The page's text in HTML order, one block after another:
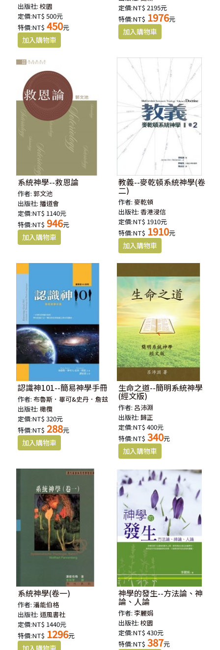
出版社:校園
定價:NT$ 500元
特價:NT$ 450元
定價:NT$ 2195元
特價:NT$ 1976元
系統神學--救恩論
作者:郭文池
出版社:播道會
定價:NT$ 1140元
特價:NT$ 946元
教義--麥乾頓系統神學(卷
二)
作者:麥乾頓
出版社:香港浸信
定價:NT$ 1910元
特價:NT$ 1910元
認識神101--簡易神學手冊
作者:布魯斯．畢可&史丹．詹玆
出版社:橄欖
定價:NT$ 320元
特價:NT$ 288元
生命之道--簡明系統神學
(經文版)
作者: 呂沛淵
出版社:歸正
定價:NT$ 400元
特價:NT$ 340元
系統神學(卷一)
作者:潘能伯格
出版社:道風書社
定價:NT$ 1440元
特價:NT$ 1296元
神學的發生--方法論、神
論、人論
作者:李麗娟
出版社:校園
定價:NT$ 430元
特價:NT$ 387元